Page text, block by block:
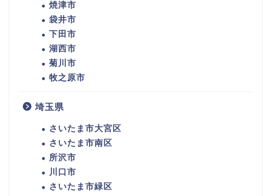
焼津市
袋井市
下田市
湖西市
菊川市
牧之原市
埼玉県
さいたま市大宮区
さいたま市南区
所沢市
川口市
さいたま市緑区